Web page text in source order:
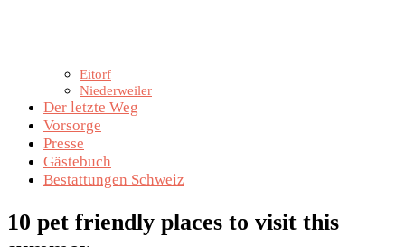
Eitorf
Niederweiler
Der letzte Weg
Vorsorge
Presse
Gästebuch
Bestattungen Schweiz
10 pet friendly places to visit this